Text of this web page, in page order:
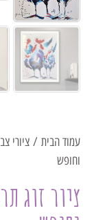
עמוד הבית / ציורי
וחופש
ציור זוג